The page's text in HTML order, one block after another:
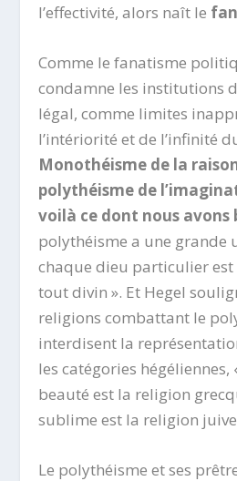
l’effectivité, alors naît le
Comme le fanatisme
condamne les institutions
légal, comme limites
l’intériorité et de l’infinité
Monothéisme de la
polythéisme de
voilà ce dont nous avons
polythéisme a une grande
chaque dieu particulier est
tout divin ». Et Hegel
religions combattant le
interdisent la
les catégories
beauté est la religion
sublime est la religion juive
Le polythéisme et ses